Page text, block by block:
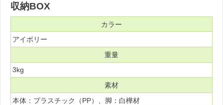
収納BOX
カラー
アイボリー
重量
3kg
素材
本体：プラスチック（PP）、脚：白樺材